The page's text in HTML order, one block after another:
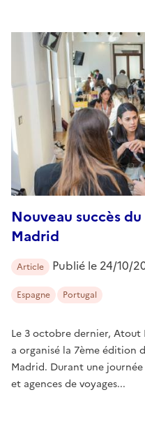
Nouveau succès
Madrid
Le 3 octobre dernier, Atout
a organisé la 7ème édition
Madrid. Durant une
et agences de voyages...
Article Publié le 24/10/
Espagne Portugal